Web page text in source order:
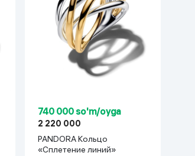
740 000 so'm/oyga
2 220 000
PANDORA Кольцо
«Сплетение линий»